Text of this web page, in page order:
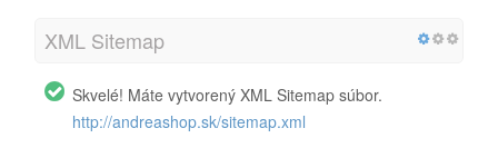
XML Sitemap
Skvelé! Máte vytvorený XML Sitemap súbor.
http://andreashop.sk/sitemap.xml